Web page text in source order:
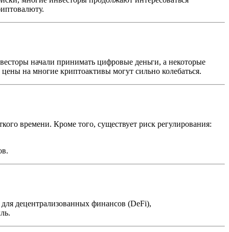
начали принимать цифровые деньги, а некоторые
на многие криптоактивы могут сильно колебаться.
времени. Кроме того, существует риск регулирования:
децентрализованных финансов (DeFi),